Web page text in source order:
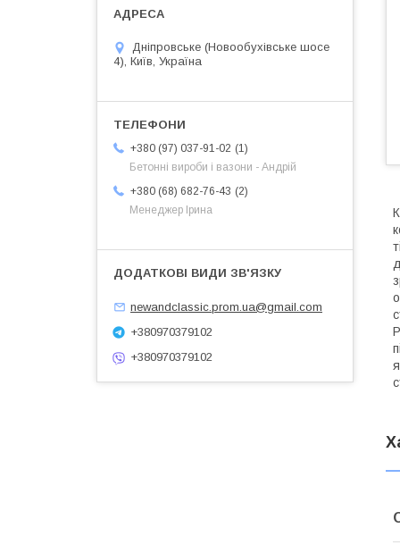
Дніпровське (Новообухівське шосе
4), Київ, Україна
+380 (97) 037-91-02
1
Бетонні вироби і вазони - Андрій
+380 (68) 682-76-43
2
Менеджер Ірина
newandclassic.prom.ua@gmail.com
+380970379102
+380970379102